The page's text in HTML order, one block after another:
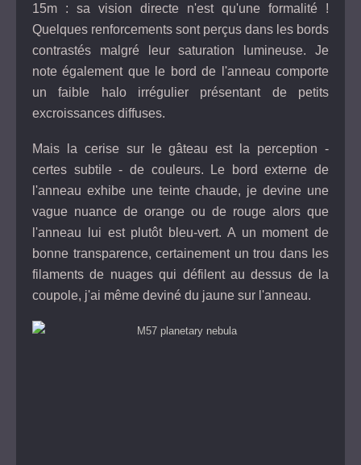
15m : sa vision directe n'est qu'une formalité !
Quelques renforcements sont perçus dans les bords
contrastés malgré leur saturation lumineuse. Je
note également que le bord de l'anneau comporte
un faible halo irrégulier présentant de petits
excroissances diffuses.
Mais la cerise sur le gâteau est la perception -
certes subtile - de couleurs. Le bord externe de
l'anneau exhibe une teinte chaude, je devine une
vague nuance de orange ou de rouge alors que
l'anneau lui est plutôt bleu-vert. A un moment de
bonne transparence, certainement un trou dans les
filaments de nuages qui défilent au dessus de la
coupole, j'ai même deviné du jaune sur l'anneau.